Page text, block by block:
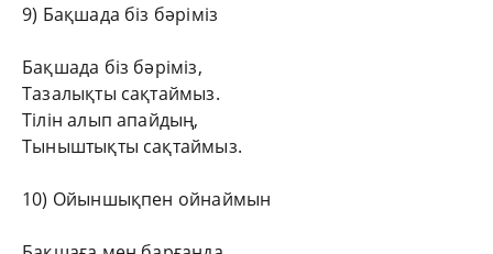
9) Бақшада біз бәріміз
Бақшада біз бәріміз,
Тазалықты сақтаймыз.
Тілін алып апайдың,
Тыныштықты сақтаймыз.
10) Ойыншықпен ойнаймын